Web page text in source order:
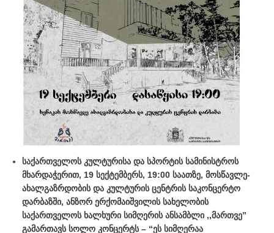
საქართველოს კულტურისა და სპორტის სამინისტროს
მხარდაჭერით, 19 სექტემბერს, 19:00 საათზე, მოსწავლე-
ახალგაზრდობის და კულტურის ცენტრის საკონცერტო
დარბაზში, ანზორ ერქომაიშვილის სახელობის
საქართველოს ხალხური სიმღერის ანსამბლი ,,მართვე”
გამართავს სოლო კონცერტს – “ეს სიმღერაა